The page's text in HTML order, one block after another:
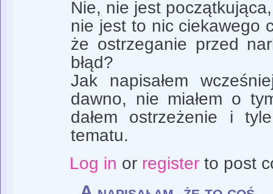
Nie, nie jest
nie jest to nic ciekawego
że ostrzeganie przed
błąd?
Jak napisałem
dawno, nie miałem o
dałem ostrzeżenie i
tematu.
Log in or registerto post